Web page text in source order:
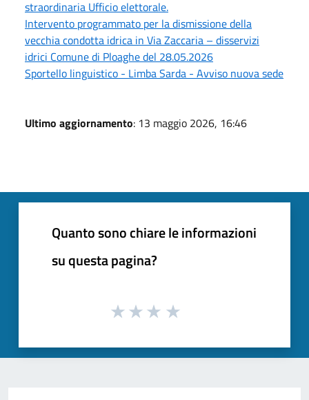
straordinaria Ufficio elettorale.
Intervento programmato per la dismissione della
vecchia condotta idrica in Via Zaccaria – disservizi
idrici Comune di Ploaghe del 28.05.2026
Sportello linguistico - Limba Sarda - Avviso nuova sede
Ultimo aggiornamento: 13 maggio 2026, 16:46
Quanto sono chiare le informazioni
su questa pagina?